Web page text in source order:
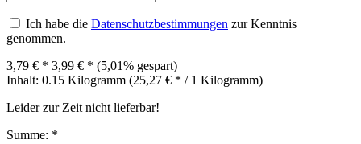
Ich habe die Datenschutzbestimmungen zur Kenntnis
genommen.
3,79 € * 3,99 € * (5,01% gespart)
Inhalt: 0.15 Kilogramm (25,27 € * / 1 Kilogramm)
Leider zur Zeit nicht lieferbar!
Summe: *